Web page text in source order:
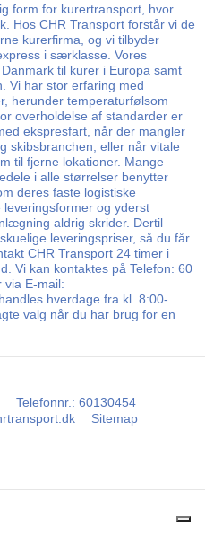
form for kurertransport, hvor
Hos CHR Transport forstår vi de
kurerfirma, og vi tilbyder
i særklasse. Vores
til kurer i Europa samt
Vi har stor erfaring med
herunder temperaturfølsom
overholdelse af standarder er
ekspresfart, når der mangler
skibsbranchen, eller når vitale
til fjerne lokationer. Mange
i alle størrelser benytter
deres faste logistiske
og yderst
aldrig skrider. Dertil
leveringspriser, så du får
CHR Transport 24 timer i
Vi kan kontaktes på Telefon: 60
via E-mail:
hverdage fra kl. 8:00-
valg når du har brug for en
Telefonnr.: 60130454
Sitemap